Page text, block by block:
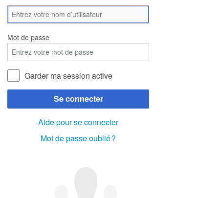
Mot de passe
Garder ma session active
Se connecter
Aide pour se connecter
Mot de passe oublié ?